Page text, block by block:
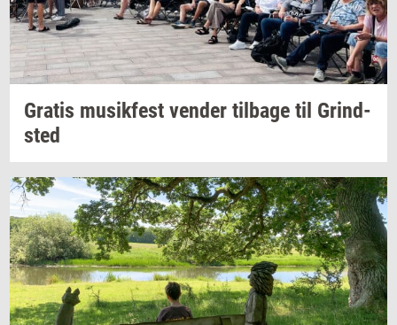
Gra­tis mu­sik­fest ven­der til­ba­ge til Grind­
sted